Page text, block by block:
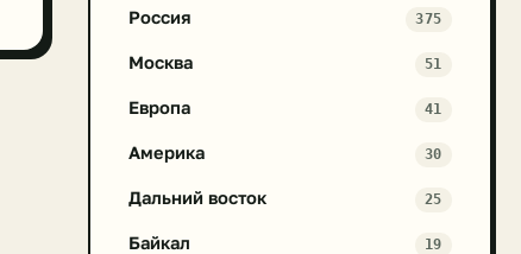
Россия 375
Москва 51
Европа 41
Америка 30
Дальний восток 25
Байкал 19